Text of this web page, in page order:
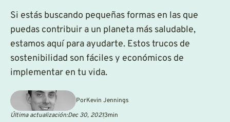
Si estás buscando pequeñas formas en las que
puedas contribuir a un planeta más saludable,
estamos aquí para ayudarte. Estos trucos de
sostenibilidad son fáciles y económicos de
implementar en tu vida.
PorKevin Jennings
Última actualización:Dec 30, 20213min